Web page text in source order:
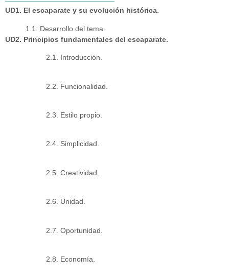
UD1. El escaparate y su evolución histórica.
1.1. Desarrollo del tema.
UD2. Principios fundamentales del escaparate.
2.1. Introducción.
2.2. Funcionalidad.
2.3. Estilo propio.
2.4. Simplicidad.
2.5. Creatividad.
2.6. Unidad.
2.7. Oportunidad.
2.8. Economía.